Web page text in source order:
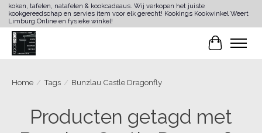
koken, tafelen, natafelen & kookcadeaus. Wij verkopen het juiste
kookgereedschap en servies item voor elk gerecht! Kookings Kookwinkel Weert
Limburg Online en fysieke winkel!
Home / Tags / Bunzlau Castle Dragonfly
Producten getagd met